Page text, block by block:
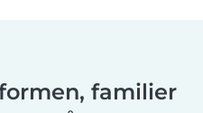
familier